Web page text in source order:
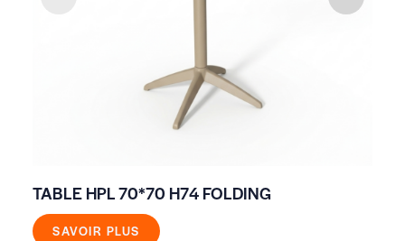
TABLE HPL 70*70 H74 FOLDING
SAVOIR PLUS